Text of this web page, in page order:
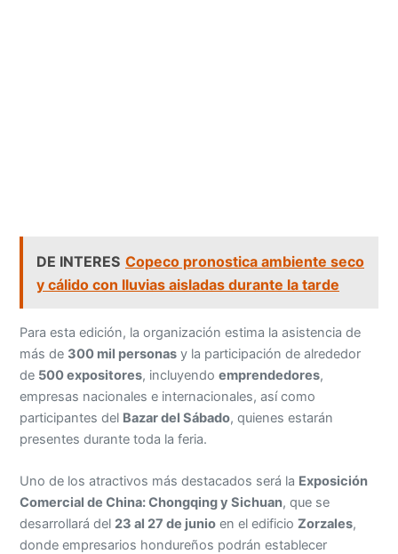
DE INTERES Copeco pronostica ambiente seco
y cálido con lluvias aisladas durante la tarde
Para esta edición, la organización estima la asistencia de
más de 300 mil personas y la participación de alrededor
de 500 expositores, incluyendoemprendedores,
empresas nacionales e internacionales, así como
participantes del Bazar del Sábado, quienes estarán
presentes durante toda la feria.
Uno de los atractivos más destacados será la Exposición
Comercial de China: Chongqing y Sichuan, que se
desarrollará del 23 al 27 de junio en el edificioZorzales,
donde empresarios hondureños podrán establecer